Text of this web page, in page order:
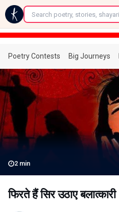
←
Poetry Contests Big Journeys
2 min
फिरते हैं सिर उठाए बलात्कारी